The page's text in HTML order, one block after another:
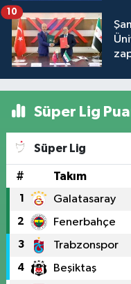
10
Süper Lig
Süper Lig
# Takım
1 Galatasaray
2 Fenerbahçe
3 Trabzonspor
4 Beşiktaş